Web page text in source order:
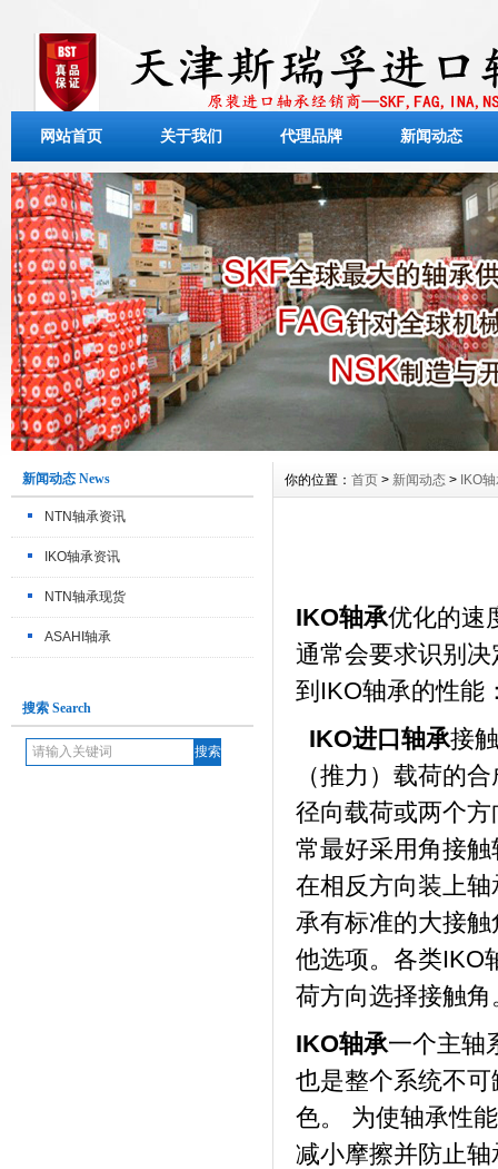
网站首页 关于我们 代理品牌 新闻动态
新闻动态 News
NTN轴承资讯
IKO轴承资讯
NTN轴承现货
ASAHI轴承
搜索 Search
你的位置： 首页 > 新闻动态 > IKO
IKO轴承优化的速
通常会要求识别
到IKO轴承的性能
IKO进口轴承接
（推力）载荷的
径向载荷或两个
常最好采用角接
在相反方向装上
承有标准的大接
他选项。各类IKO
荷方向选择接触角
IKO轴承一个主轴
也是整个系统不
色。 为使轴承性
减小摩擦并防止